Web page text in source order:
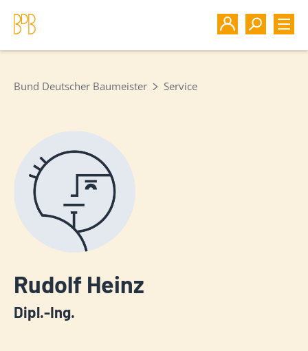
Bund Deutscher Baumeister Service
Rudolf Heinz
Dipl.-Ing.